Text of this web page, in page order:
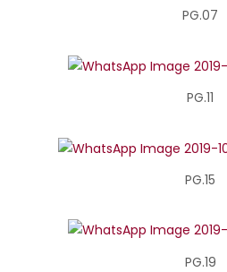
PG.07
PG.11
PG.15
PG.19